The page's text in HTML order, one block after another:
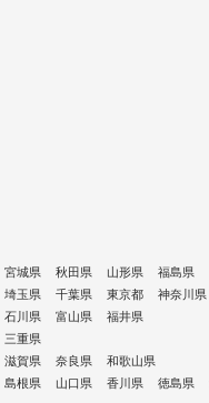
宮城県 秋田県 山形県
福島県
埼玉県 千葉県 東京都
神奈川県
石川県 富山県
福井県
三重県
滋賀県 奈良県
和歌山県
島根県 山口県 香川県 徳島県